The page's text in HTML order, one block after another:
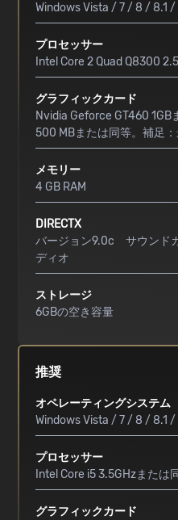
Windows Vista / 7 / 8 / 8.1 /
プロセッサー
Intel Core 2 Quad Q8300
グラフィックカード
Nvidia Geforce GT460 1GB
500 MBまたは同等。補足
メモリー
4 GB RAM
DIRECTX
バージョン9.0c サウンド
ディオ
ストレージ
6GBの空き容量
推奨
オペレーティングシステム
Windows Vista / 7 / 8 / 8.1 /
プロセッサー
Intel Core i5 3.5GHzまたは
グラフィックカード